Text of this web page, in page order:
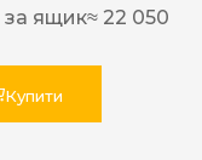
за ящик≈ 22 050
Купити